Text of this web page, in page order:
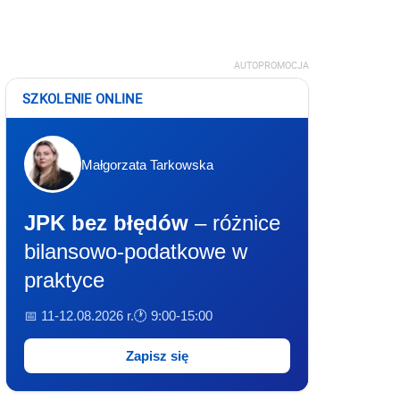
AUTOPROMOCJA
SZKOLENIE ONLINE
Małgorzata Tarkowska
JPK bez błędów – różnice
bilansowo-podatkowe w
praktyce
📅 11-12.08.2026 r.🕐 9:00-15:00
Zapisz się